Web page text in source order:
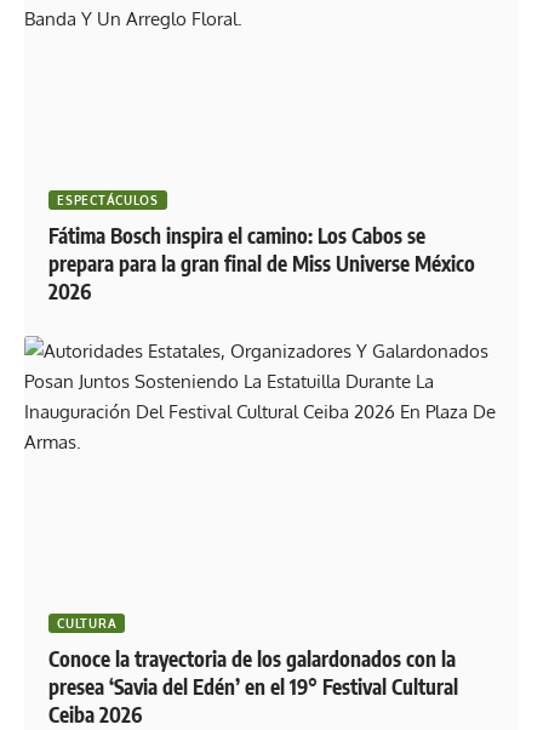
ESPECTÁCULOS
Fátima Bosch inspira el camino: Los Cabos se
prepara para la gran final de Miss Universe México
2026
CULTURA
Conoce la trayectoria de los galardonados con la
presea ‘Savia del Edén’ en el 19° Festival Cultural
Ceiba 2026